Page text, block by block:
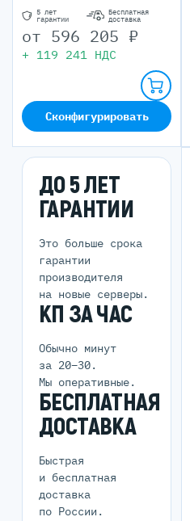
5 лет
гарантии
Бесплатная
доставка
от 596 205 ₽
+ 119 241 НДС
Сконфигурировать
ДО 5 ЛЕТ
ГАРАНТИИ
Это больше срока
гарантии
производителя
на новые серверы.
КП ЗА ЧАС
Обычно минут
за 20–30.
Мы оперативные.
БЕСПЛАТНАЯ
ДОСТАВКА
Быстрая
и бесплатная
доставка
по России.